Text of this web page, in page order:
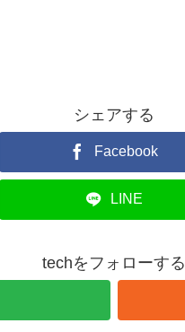
シェアする
Facebook
LINE
techをフォローする